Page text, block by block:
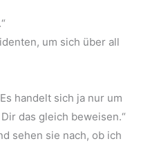
um sich über all
handelt sich ja nur um
das gleich beweisen.“
sehen sie nach, ob ich